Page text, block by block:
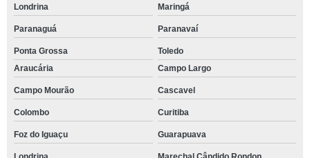
Londrina Maringá
Paranaguá Paranavaí
Ponta Grossa
Toledo
Araucária
Campo Largo
Campo Mourão Cascavel
Colombo Curitiba
Foz do Iguaçu Guarapuava